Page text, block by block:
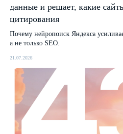
данные и решает, какие
цитирования
Почему нейропоиск Яндекса
а не только SEO.
21.07.2026